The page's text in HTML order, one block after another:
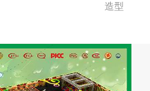
造型